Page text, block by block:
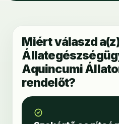
Miért válaszd
Aquincumi
rendelőt?